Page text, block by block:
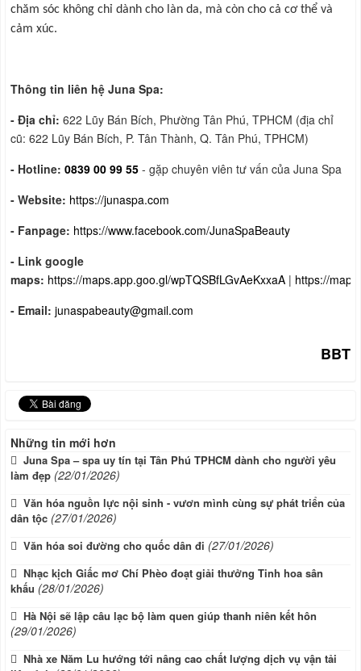
chăm sóc không chỉ dành cho làn da, mà còn cho cả cơ thể và
cảm xúc.
Thông tin liên hệ Juna Spa:
- Địa chỉ: 622 Lũy Bán Bích, Phường Tân Phú, TPHCM (địa chỉ
cũ: 622 Lũy Bán Bích, P. Tân Thành, Q. Tân Phú, TPHCM)
- Hotline: 0839 00 99 55 - gặp chuyên viên tư vấn của Juna Spa
- Website: https://junaspa.com
- Fanpage: https://www.facebook.com/JunaSpaBeauty
- Link google
maps: https://maps.app.goo.gl/wpTQSBfLGvAeKxxaA | https://
- Email: junaspabeauty@gmail.com
BBT
Những tin mới hơn
Juna Spa – spa uy tín tại Tân Phú TPHCM dành cho người yêu
làm đẹp (22/01/2026)
Văn hóa nguồn lực nội sinh - vươn mình cùng sự phát triển của
dân tộc (27/01/2026)
Văn hóa soi đường cho quốc dân đi (27/01/2026)
Nhạc kịch Giấc mơ Chí Phèo đoạt giải thưởng Tinh hoa sân
khấu (28/01/2026)
Hà Nội sẽ lập câu lạc bộ làm quen giúp thanh niên kết hôn
(29/01/2026)
Nhà xe Năm Lu hướng tới nâng cao chất lượng dịch vụ vận tải